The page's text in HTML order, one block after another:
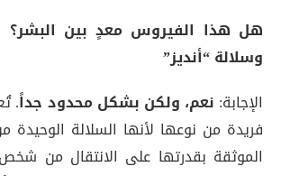
هل هذا الفيروس معدٍ بين البشر؟
وسلالة “أنديز”
الإجابة: نعم، ولكن بشكل محدود جداً.
فريدة من نوعها لأنها السلالة الوحيدة
الموثقة بقدرتها على الانتقال من